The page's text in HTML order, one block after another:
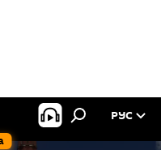
РУС